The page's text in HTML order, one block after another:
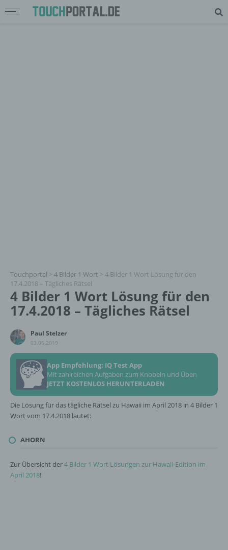
Touchportal > 4 Bilder 1 Wort > 4 Bilder 1 Wort Lösung für den
17.4.2018 – Tägliches Rätsel
4 Bilder 1 Wort Lösung für den
17.4.2018 – Tägliches Rätsel
Paul Stelzer
03.06.2019
App Empfehlung: IQ Test App
Mit zahlreichen Aufgaben zum Knobeln und Üben
JETZT KOSTENLOS HERUNTERLADEN
Die Lösung für das tägliche Rätsel zu Hawaii im April 2018 in 4 Bilder 1
Wort vom 17.4.2018 lautet:
AHORN
Zur Übersicht der4 Bilder 1 Wort Lösungen zur Hawaii-Edition im
April 2018!